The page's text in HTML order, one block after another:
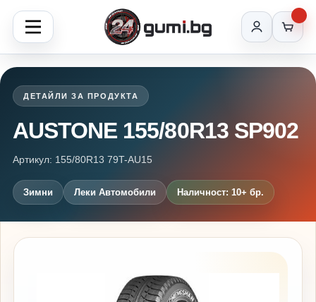
ДЕТАЙЛИ ЗА ПРОДУКТА
AUSTONE 155/80R13 SP902
Артикул: 155/80R13 79T-AU15
Зимни Леки Автомобили Наличност: 10+ бр.